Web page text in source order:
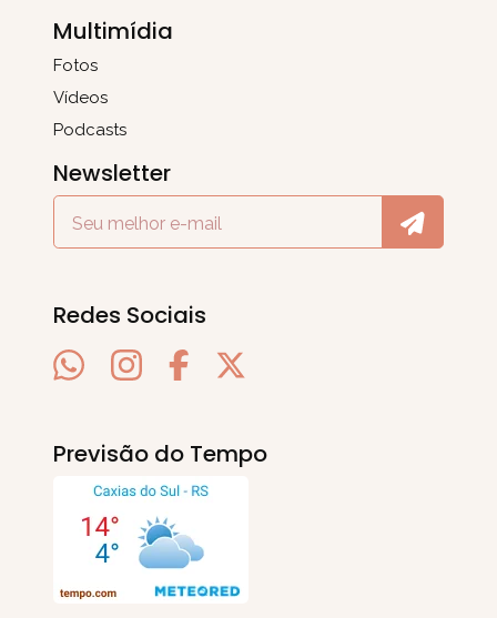
Multimídia
Fotos
Vídeos
Podcasts
Newsletter
Redes Sociais
Previsão do Tempo